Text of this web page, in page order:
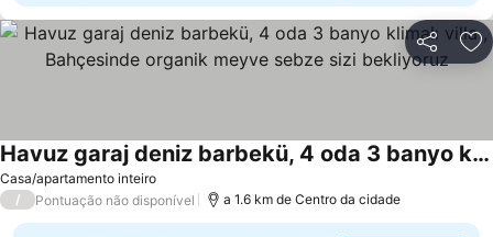
Partilhar
Casa/apartamento inteiro
Havuz garaj deniz barbekü, 4 oda 3 banyo klimalı villa , Bahçesinde organik meyve sebze sizi bekliyoruz
Ver preços
/ Pontuação não disponível a 1.6 km de Centro da cidade